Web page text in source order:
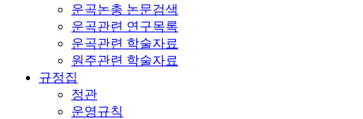
운곡논총 논문검색
운곡관련 연구목록
운곡관련 학술자료
원주관련 학술자료
규정집
정관
운영규칙